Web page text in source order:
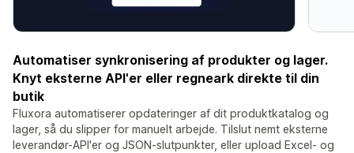
Automatiser synkronisering af produkter og lager.
Knyt eksterne API'er eller regneark direkte til din
butik
Fluxora automatiserer opdateringer af dit produktkatalog og
lager, så du slipper for manuelt arbejde. Tilslut nemt eksterne
leverandør-API'er og JSON-slutpunkter, eller upload Excel- og